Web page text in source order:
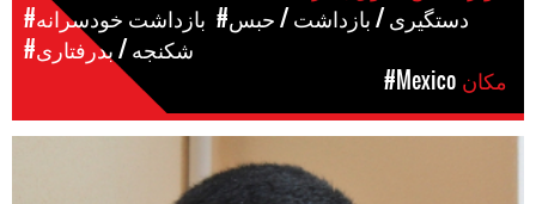
#بازداشت خودسرانه
#دستگیری / بازداشت / حبس
#شکنجه / بدرفتاری
#Mexico